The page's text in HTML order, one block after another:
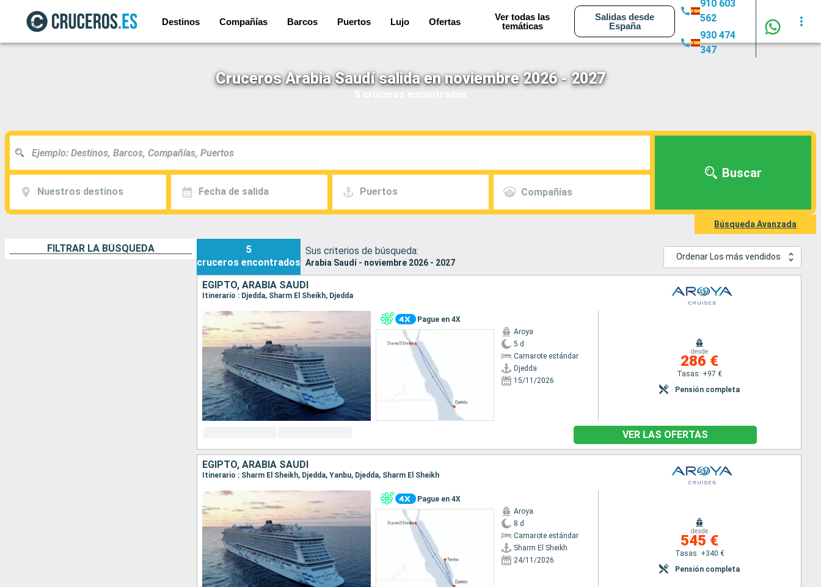
Destinos Compañías Barcos Puertos Lujo Ofertas
Ver todas las
temáticas
Salidas desde
España
910 603
562
930 474
347
Cruceros Arabia Saudí salida en noviembre 2026 - 2027
Nuestros destinos Fecha de salida Puertos Compañías
Buscar
Búsqueda Avanzada
FILTRAR LA BÚSQUEDA
5
cruceros encontrados
Sus criterios de búsqueda:
Arabia Saudí - noviembre 2026 - 2027
Ordenar Los más vendidos
EGIPTO, ARABIA SAUDÍ
Itinerario : Djedda, Sharm El Sheikh, Djedda
Pague en 4X
Aroya
5 d
Camarote estándar
Djedda
15/11/2026
desde
286 €
Tasas: +97 €
Pensión completa
VER LAS OFERTAS
EGIPTO, ARABIA SAUDÍ
Itinerario : Sharm El Sheikh, Djedda, Yanbu, Djedda, Sharm El Sheikh
Pague en 4X
Aroya
8 d
Camarote estándar
Sharm El Sheikh
24/11/2026
desde
545 €
Tasas: +340 €
Pensión completa